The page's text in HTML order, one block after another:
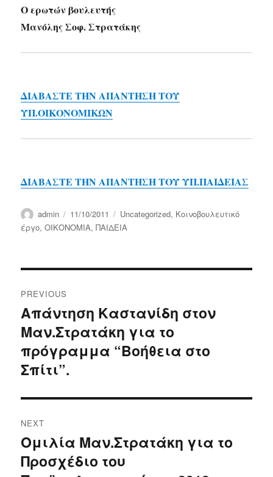
Ο ερωτών βουλευτής
Μανόλης Σοφ. Στρατάκης
ΔΙΑΒΑΣΤΕ ΤΗΝ ΑΠΑΝΤΗΣΗ ΤΟΥ
ΥΠ.ΟΙΚΟΝΟΜΙΚΩΝ
ΔΙΑΒΑΣΤΕ ΤΗΝ ΑΠΑΝΤΗΣΗ ΤΟΥ ΥΠ.ΠΑΙΔΕΙΑΣ
Author
admin
Posted
on
11/10/2011 Categories
Uncategorized, Κοινοβουλευτικό
έργο,ΟΙΚΟΝΟΜΙΑ,ΠΑΙΔΕΙΑ
navigation
PREVIOUS
Previous
post:
Απάντηση Καστανίδη στον
Μαν.Στρατάκη για το
πρόγραμμα “Βοήθεια στο
Σπίτι”.
NEXT
Next
post:
Ομιλία Μαν.Στρατάκη για το
Προσχέδιο του